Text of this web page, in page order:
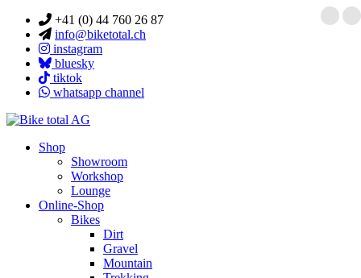
+41 (0) 44 760 26 87
info@biketotal.ch
instagram
bluesky
tiktok
whatsapp channel
Shop
Showroom
Workshop
Lounge
Online-Shop
Bikes
Dirt
Gravel
Mountain